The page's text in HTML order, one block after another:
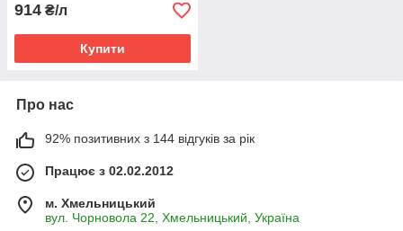
914 ₴/л
Купити
Про нас
92% позитивних з 144 відгуків за рік
Працює з 02.02.2012
м. Хмельницький
вул. Чорновола 22, Хмельницький, Україна